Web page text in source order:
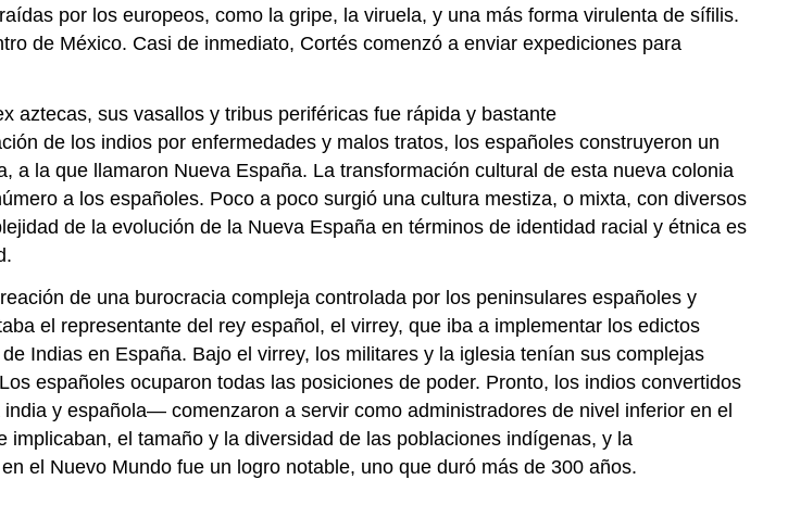
las
Californias
marítimos
tempranos
La
Primera
Colonia
por los europeos, como la gripe, la viruela, y una más forma virulenta de sífilis.
de México. Casi de inmediato, Cortés comenzó a enviar expediciones para
aztecas, sus vasallos y tribus periféricas fue rápida y bastante
de los indios por enfermedades y malos tratos, los españoles construyeron un
la que llamaron Nueva España. La transformación cultural de esta nueva colonia
a los españoles. Poco a poco surgió una cultura mestiza, o mixta, con diversos
de la evolución de la Nueva España en términos de identidad racial y étnica es
de una burocracia compleja controlada por los peninsulares españoles y
el representante del rey español, el virrey, que iba a implementar los edictos
Indias en España. Bajo el virrey, los militares y la iglesia tenían sus complejas
españoles ocuparon todas las posiciones de poder. Pronto, los indios convertidos
y española— comenzaron a servir como administradores de nivel inferior en el
el tamaño y la diversidad de las poblaciones indígenas, y la
el Nuevo Mundo fue un logro notable, uno que duró más de 300 años.